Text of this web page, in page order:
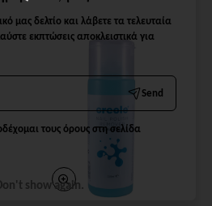
μας δελτίο και λάβετε τα τελευταία
εκπτώσεις αποκλειστικά για
Send
τους όρους στη σελίδα
show again.
REMOVER
1000ml